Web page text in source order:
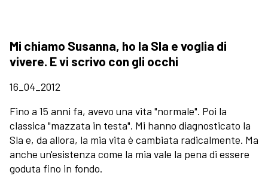
Mi chiamo Susanna, ho la Sla e voglia di
vivere. E vi scrivo con gli occhi
16_04_2012
Fino a 15 anni fa, avevo una vita "normale". Poi la
classica "mazzata in testa". Mi hanno diagnosticato la
Sla e, da allora, la mia vita è cambiata radicalmente. Ma
anche un'esistenza come la mia vale la pena di essere
goduta fino in fondo.